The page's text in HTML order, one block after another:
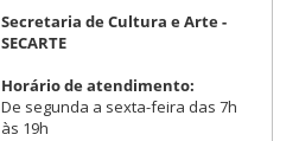
Secretaria de Cultura e Arte -
SECARTE
Horário de atendimento:
De segunda a sexta-feira das 7h
às 19h